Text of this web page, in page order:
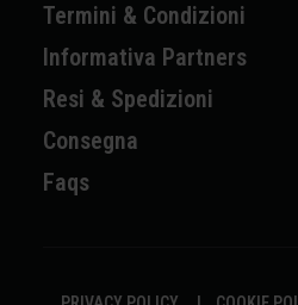
Termini & Condizioni
Informativa Partners
Resi & Spedizioni
Consegna
Faqs